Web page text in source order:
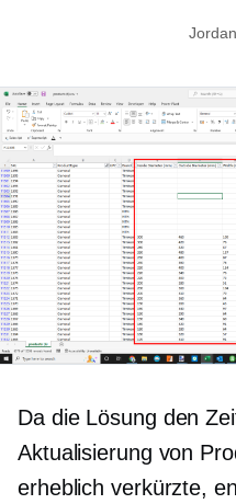
Da die Lösung den
Aktualisierung von
erheblich verkürzte,